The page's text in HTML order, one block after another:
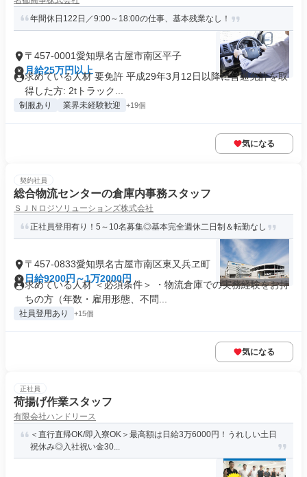
年間休日122日／9:00～18:00の仕事、基本残業なし！
〒457-0001愛知県名古屋市南区平子
月給25万円以上
求めている人材 要免許 平成29年3月12日以降に普通免許を取
得した方: 2tトラック...
制服あり 業界未経験歓迎 +19個
気になる
契約社員
総合物流センターの倉庫内事務スタッフ
ＳＪＮロジソリューションズ株式会社
正社員登用有り！5～10名募集◎基本完全週休二日制＆転勤なし
〒457-0833愛知県名古屋市南区東又兵ヱ町
日給9200円～1万2000円
求めている人材 ＜必須条件＞ ・物流倉庫での実務経験をお持
ちの方（年数・雇用形態、不問...
社員登用あり +15個
気になる
正社員
荷揚げ作業スタッフ
有限会社ハンドリース
＜直行直帰OK/即入寮OK＞最高額は日給3万6000円！うれしい土日
祝休み◎入社祝い金30...